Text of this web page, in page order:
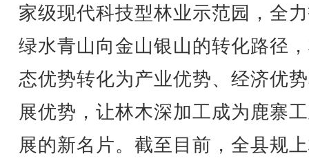
家级现代科技型林业示范园，全
绿水青山向金山银山的转化路径
态优势转化为产业优势、经济优
展优势，让林木深加工成为鹿寨
展的新名片。截至目前，全县规